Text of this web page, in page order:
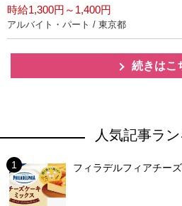
時給1,300円～1,400円
アルバイト・パート / 東京都
続きはこ
人気記事ラ
フィラデルフィアチー